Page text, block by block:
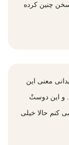
سخن چنین کرده
معنی این
و این دوستْ
کنم حالا خیلی